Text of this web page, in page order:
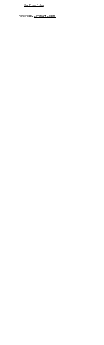
Our Privacy Policy
Powered byCovenant Coders